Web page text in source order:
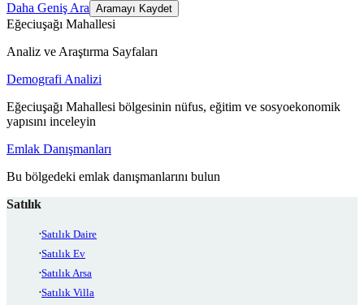
Daha Geniş Ara Aramayı Kaydet
Eğeciuşağı Mahallesi
Analiz ve Araştırma Sayfaları
Demografi Analizi
Eğeciuşağı Mahallesi bölgesinin nüfus, eğitim ve sosyoekonomik
yapısını inceleyin
Emlak Danışmanları
Bu bölgedeki emlak danışmanlarını bulun
Satılık
Satılık Daire
Satılık Ev
Satılık Arsa
Satılık Villa